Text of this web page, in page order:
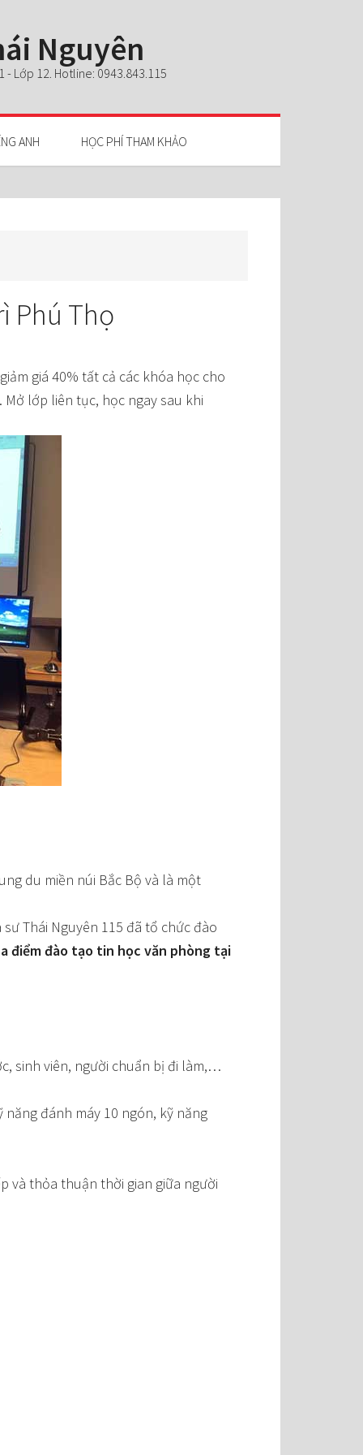
Nguyên
- Lớp 12. Hotline: 0943.843.115
ANH HỌC PHÍ THAM KHẢO
Phú Thọ
giá 40% tất cả các khóa học cho
lớp liên tục, học ngay sau khi
du miền núi Bắc Bộ và là một
Thái Nguyên 115 đã tổ chức đào
điểm đào tạo tin học văn phòng tại
sinh viên, người chuẩn bị đi làm,…
đánh máy 10 ngón, kỹ năng
và thỏa thuận thời gian giữa người